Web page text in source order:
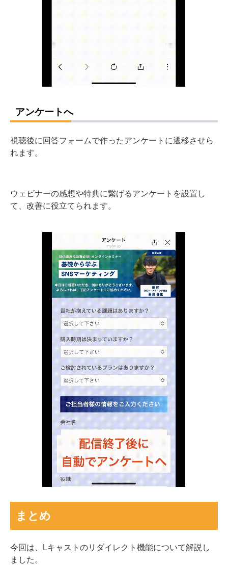
アンケートへ
視聴後に回答フォームで作ったアンケートに遷移させら
れます。
ウェビナーの感想や特典に繋げるアンケートを設置し
て、改善に役立てられます。
まとめ
今回は、Lキャストのリダイレクト機能について解説し
ました。